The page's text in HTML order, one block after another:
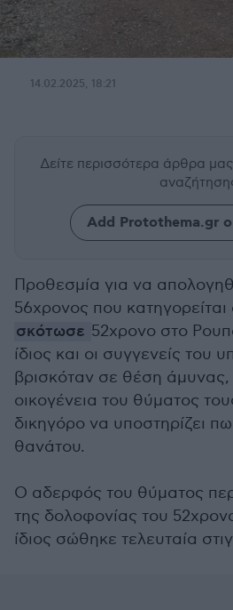
14.02.2025, 18:21
Δείτε περισσότερα άρθρα μας
Add Protothema.gr
Προθεσμία για να
56χρονος που κατηγορείται
σκότωσε 52χρονο στο
ίδιος και οι συγγενείς του
βρισκόταν σε θέση άμυνας,
οικογένεια του θύματος
δικηγόρο να υποστηρίζει
θανάτου.
Ο αδερφός του θύματος
της δολοφονίας του
ίδιος σώθηκε τελευταία